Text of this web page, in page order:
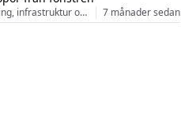
Stadsplanering, infrastruktur och arkitektur 7 månader sedan